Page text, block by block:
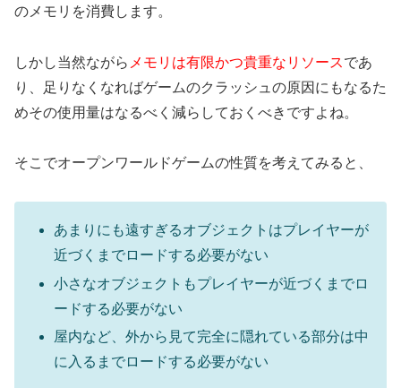
のメモリを消費します。
しかし当然ながら メモリは有限かつ貴重なリソースであ
り、足りなくなればゲームのクラッシュの原因にもなるた
めその使用量はなるべく減らしておくべきですよね。
そこでオープンワールドゲームの性質を考えてみると、
あまりにも遠すぎるオブジェクトはプレイヤーが
近づくまでロードする必要がない
小さなオブジェクトもプレイヤーが近づくまでロ
ードする必要がない
屋内など、外から見て完全に隠れている部分は中
に入るまでロードする必要がない